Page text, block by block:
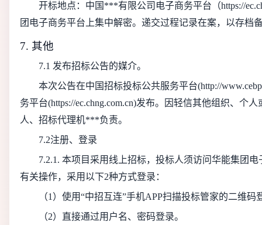
开标地点：中国***有限公司电子商务平台（https://
团电子商务平台上集中解密。递交过程记录在案，以存档
7. 其他
7.1 发布招标公告的媒介。
本次公告在中国招标投标公共服务平台(http://
务平台(https://ec.chng.com.cn)发布。因轻信其他组织、个
人、招标代理机***负责。
7.2注册、登录
7.2.1. 本项目采用线上招标，投标人须访问华能集团
有关操作，采用以下2种方式登录：
（1）使用“中招互连”手机APP扫描投标管家的二维码
（2）直接通过用户名、密码登录。